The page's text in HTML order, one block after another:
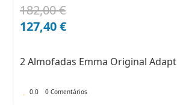
182,00€
O
preço
182,00 €.
127,40€
O
preço
127,40 €.
2 Almofadas Emma Original Adapt
0.0 0 Comentários